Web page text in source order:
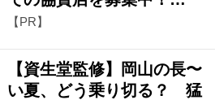
【PR】
【資生堂監修】岡山の長〜
い夏、どう乗り切る？ 猛